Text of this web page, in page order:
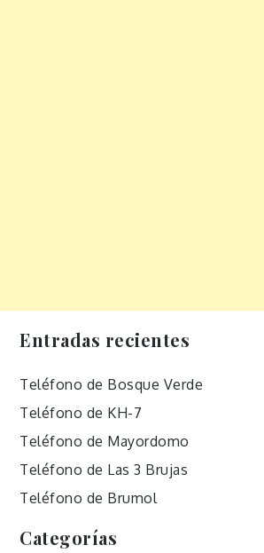
Entradas recientes
Teléfono de Bosque Verde
Teléfono de KH-7
Teléfono de Mayordomo
Teléfono de Las 3 Brujas
Teléfono de Brumol
Categorías